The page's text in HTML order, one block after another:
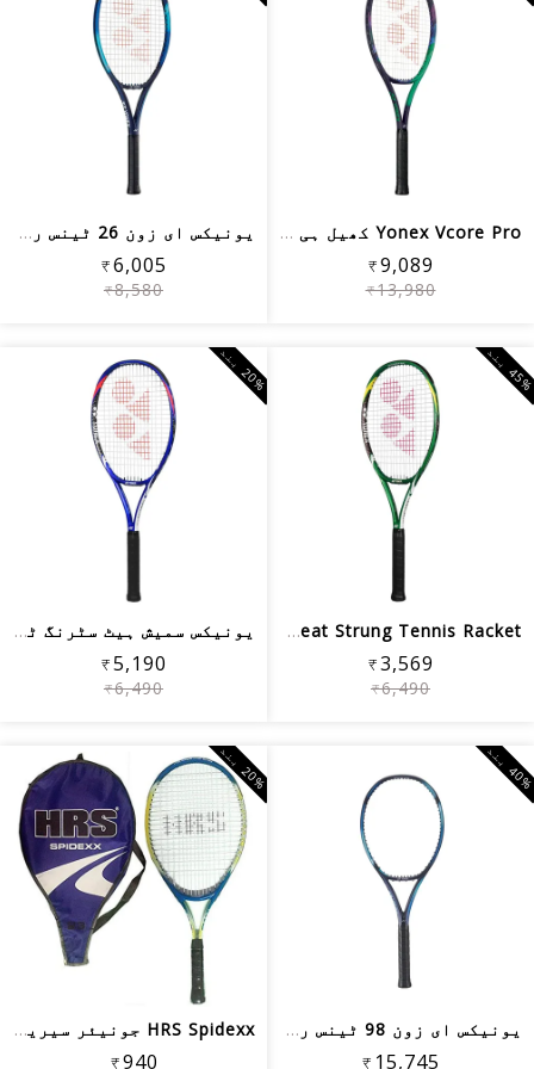
Yonex Vcore Pro کھیل ہی کھیل میں ٹینس ریکیٹ
₹9,089
₹13,980
یونیکس ای زون 26 ٹینس ریکیٹ
₹6,005
₹8,580
Yonex Smash Heat Strung Tennis Racket...
₹3,569
₹6,490
5
%
ب
ن
یونیکس سمیش ہیٹ سٹرنگ ٹینس ریکٹ، بلیو
₹5,190
₹6,490
2
0
%
ب
ن
د
یونیکس ای زون 98 ٹینس ریکیٹ
₹15,745
0
%
ب
ن
HRS Spidexx جونیئر سیریز ایلومینیم ٹی...
₹940
2
0
%
ب
ن
د